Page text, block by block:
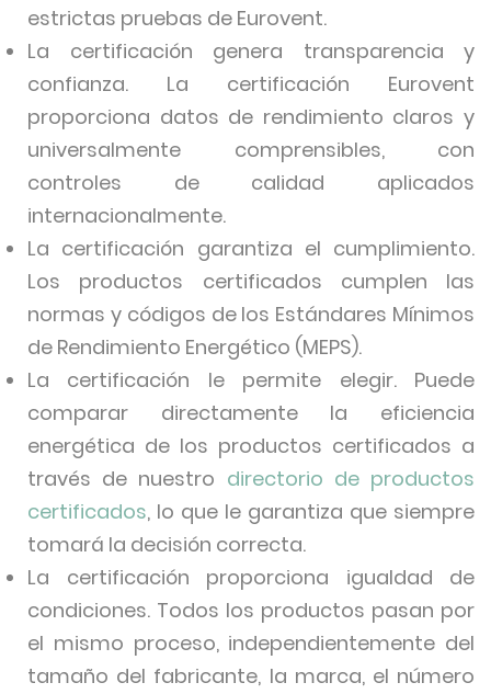
estrictas pruebas de Eurovent.
La certificación genera transparencia y
confianza. La certificación Eurovent
proporciona datos de rendimiento claros y
universalmente comprensibles, con
controles de calidad aplicados
internacionalmente.
La certificación garantiza el cumplimiento.
Los productos certificados cumplen las
normas y códigos de los Estándares Mínimos
de Rendimiento Energético (MEPS).
La certificación le permite elegir. Puede
comparar directamente la eficiencia
energética de los productos certificados a
través de nuestro directorio de productos
certificados, lo que le garantiza que siempre
tomará la decisión correcta.
La certificación proporciona igualdad de
condiciones. Todos los productos pasan por
el mismo proceso, independientemente del
tamaño del fabricante, la marca, el número